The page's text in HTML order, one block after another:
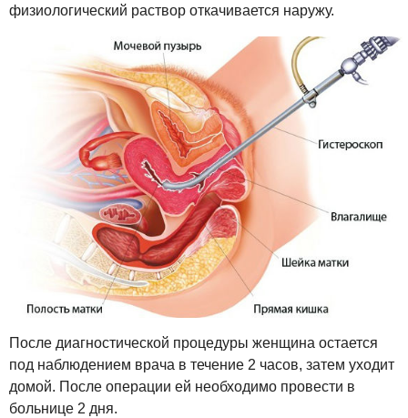
физиологический раствор откачивается наружу.
После диагностической процедуры женщина остается
под наблюдением врача в течение 2 часов, затем уходит
домой. После операции ей необходимо провести в
больнице 2 дня.